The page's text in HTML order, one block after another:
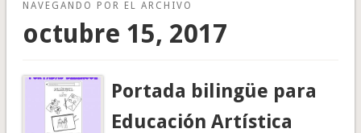
NAVEGANDO POR EL ARCHIVO
octubre 15, 2017
Portada bilingüe para
Educación Artística